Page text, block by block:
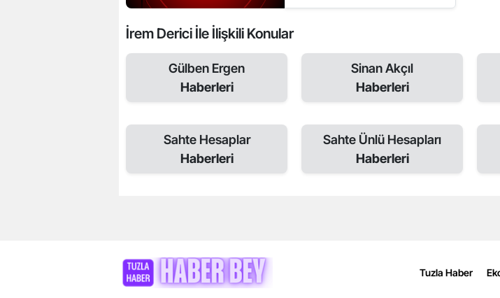
İrem Derici İle İlişkili Konular
Gülben Ergen
Haberleri
Sinan Akçıl
Haberleri
Sahte Hesaplar
Haberleri
Sahte Ünlü Hesapları
Haberleri
Tuzla Haber